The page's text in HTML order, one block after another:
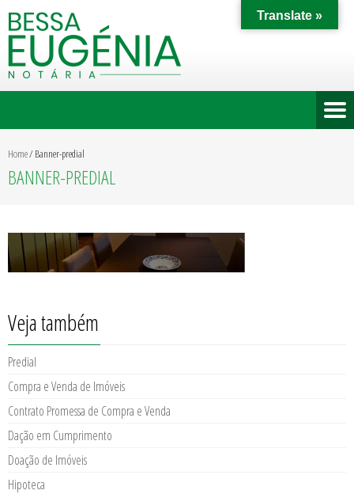
Home/ Banner-predial
BANNER-PREDIAL
Veja também
Predial
Compra e Venda de Imóveis
Contrato Promessa de Compra e Venda
Dação em Cumprimento
Doação de Imóveis
Hipoteca
Translate »